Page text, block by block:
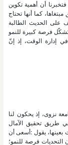
أن أهمية تكوين
كما أنها تحتاج
على الحديث الطالبة
فرصة كبيرة للنمو
إدارة الوقت، إذ إنّ
نزوى، إذ يحكون لنا
طريق تحقيق الآمال
بعينها، يقول :أسعى أن
فرصة للنمو؛